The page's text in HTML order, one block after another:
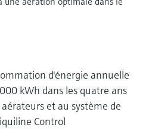
en
et
vues
de micro- d'énergie annuelle
kWh dans les quatre ans
et au système de
Control